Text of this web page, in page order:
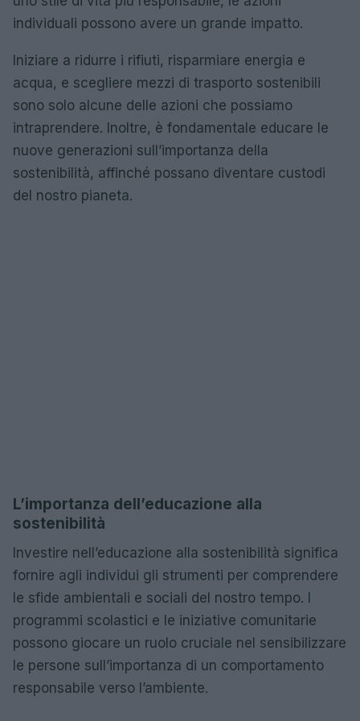
individuali possono avere un grande impatto.
Iniziare a ridurre i rifiuti, risparmiare energia e
acqua, e scegliere mezzi di trasporto sostenibili
sono solo alcune delle azioni che possiamo
intraprendere. Inoltre, è fondamentale educare le
nuove generazioni sull’importanza della
sostenibilità, affinché possano diventare custodi
del nostro pianeta.
L’importanza dell’educazione alla
sostenibilità
Investire nell’educazione alla sostenibilità significa
fornire agli individui gli strumenti per comprendere
le sfide ambientali e sociali del nostro tempo. I
programmi scolastici e le iniziative comunitarie
possono giocare un ruolo cruciale nel sensibilizzare
le persone sull’importanza di un comportamento
responsabile verso l’ambiente.